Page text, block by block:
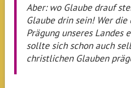
Aber: wo Glaube drauf
Glaube drin sein! Wer
Prägung unseres Landes
sollte sich schon auch
christlichen Glauben